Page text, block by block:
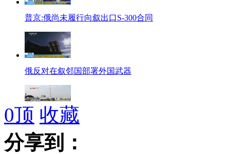
普京:俄尚未履行向叙出口S-300合同
俄反对在叙邻国部署外国武器
吉林德惠火灾现场余存液氨开始转运
0顶 收藏
分享到：